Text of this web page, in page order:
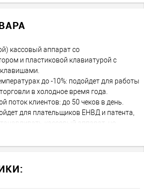
кассовый аппарат со
и пластиковой клавиатурой с
до -10%: подойдет для работы
в холодное время года.
поток клиентов: до 50 чеков в день.
для плательщиков ЕНВД и патента,
кассовый аппарат, но
в будущем.
без ФНпредставляет собой
накопителя. Этот аппарат идеально